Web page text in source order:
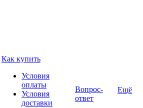
Как купить
Условия
оплаты
Условия
доставки
Вопрос-
ответ
Ещё